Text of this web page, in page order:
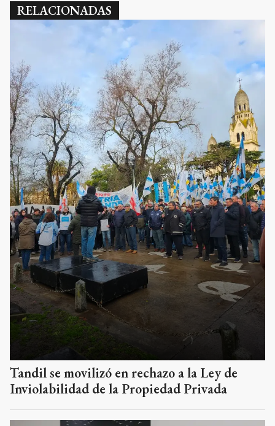
Tandil se movilizó en rechazo a la Ley de
Inviolabilidad de la Propiedad Privada